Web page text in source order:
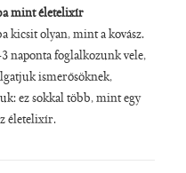
mint életelixír
kicsit olyan, mint a kovász.
naponta foglalkozunk vele,
ismerősöknek,
ez sokkal több, mint egy
életelixír.